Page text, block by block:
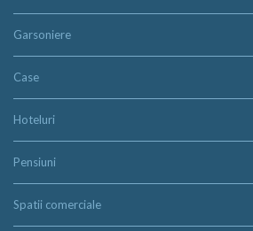
Garsoniere
Case
Hoteluri
Pensiuni
Spatii comerciale